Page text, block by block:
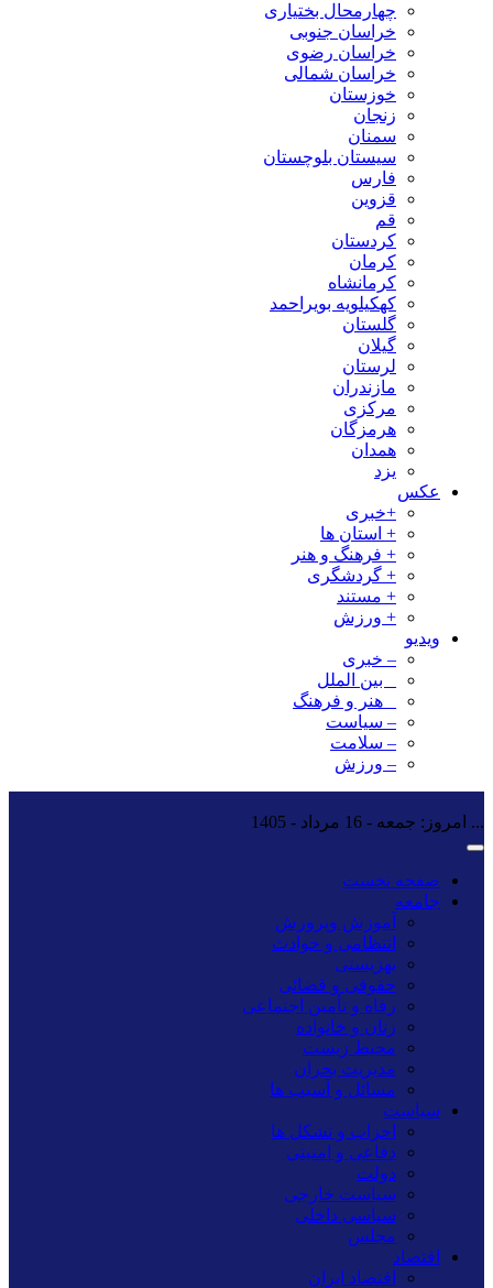
چهارمحال بختیاری
خراسان جنوبی
خراسان رضوی
خراسان شمالی
خوزستان
زنجان
سمنان
سیستان بلوچستان
فارس
قزوین
قم
کردستان
کرمان
کرمانشاه
کهکیلویه بویراحمد
گلستان
گیلان
لرستان
مازندران
مرکزی
هرمزگان
همدان
یزد
عکس
+خبری
+ استان ها
+ فرهنگ و هنر
+ گردشگری
+ مستند
+ ورزش
ویدیو
– خبری
_ بین الملل
_ هنر و فرهنگ
– سیاست
– سلامت
– ورزش
... امروز: جمعه - 16 مرداد - 1405
صفحه نخست
جامعه
آموزش وپرورش
انتظامی و حوادث
بهزیستی
حقوقی و قضائی
رفاه و تأمین اجتماعی
زنان و خانواده
محیط زیست
مدیریت بحران
مسائل و آسیب ها
سیاست
احزاب و تشکل ها
دفاعی و امنیتی
دولت
سیاست خارجی
سیاسی داخلی
مجلس
اقتصاد
اقتصاد ایران